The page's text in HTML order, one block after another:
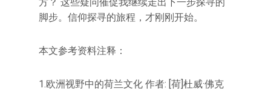
脚步。信仰探寻的旅程，才刚刚开始。
本文参考资料注释：
1.欧洲视野中的荷兰文化 作者: [荷]杜威·佛克